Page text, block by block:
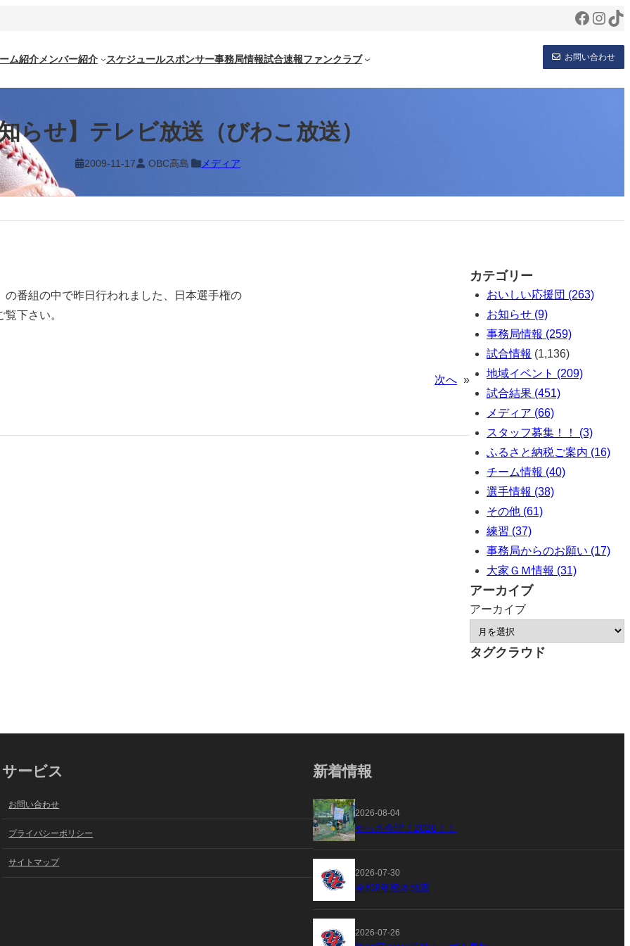
ム紹介メンバー紹介 スケジュールスポンサー事務局情報試合速報ファンクラブ お問い合わせ
らせ】テレビ放送（びわこ放送）
2009-11-17 OBC高島 メディア
番組の中で昨日行われました、日本選手権の
下さい。
次へ »
カテゴリー
おいしい応援団 (263)
お知らせ (9)
事務局情報 (259)
試合情報 (1,136)
地域イベント (209)
試合結果 (451)
メディア (66)
スタッフ募集！！ (3)
ふるさと納税ご案内 (16)
チーム情報 (40)
選手情報 (38)
その他 (61)
練習 (37)
事務局からのお願い (17)
大家ＧＭ情報 (31)
アーカイブ
アーカイブ
タグクラウド
サービス
お問い合わせ
プライバシーポリシー
サイトマップ
新着情報
2026-08-04
やっさ今津！2026！！
2026-07-30
令和8年熊本地震
2026-07-26